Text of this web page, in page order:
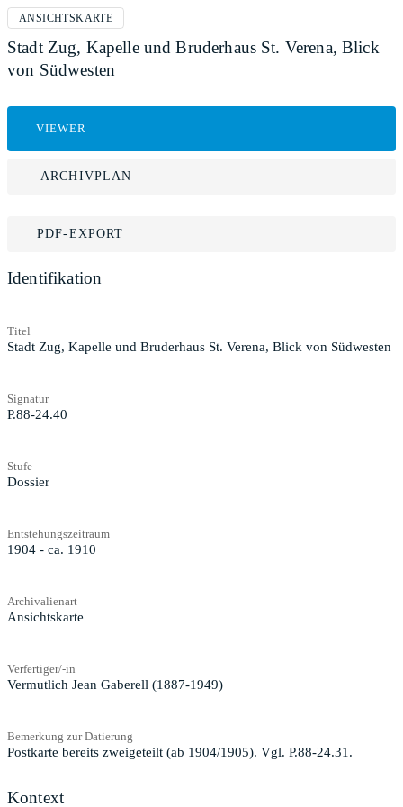
ANSICHTSKARTE
Stadt Zug, Kapelle und Bruderhaus St. Verena, Blick
von Südwesten
VIEWER
ARCHIVPLAN
PDF-EXPORT
Identifikation
Titel
Stadt Zug, Kapelle und Bruderhaus St. Verena, Blick von Südwesten
Signatur
P.88-24.40
Stufe
Dossier
Entstehungszeitraum
1904 - ca. 1910
Archivalienart
Ansichtskarte
Verfertiger/-in
Vermutlich Jean Gaberell (1887-1949)
Bemerkung zur Datierung
Postkarte bereits zweigeteilt (ab 1904/1905). Vgl. P.88-24.31.
Kontext